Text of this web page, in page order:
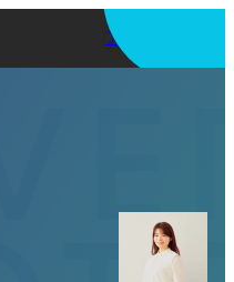
アプリを使う